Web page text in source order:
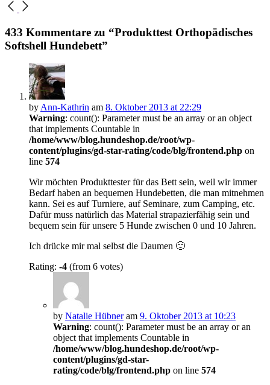
433 Kommentare zu “Produkttest Orthopädisches
Softshell Hundebett”
by Ann-Kathrin am 8. Oktober 2013 at 22:29
Warning: count(): Parameter must be an array or an object
that implements Countable in
/home/www/blog.hundeshop.de/root/wp-
content/plugins/gd-star-rating/code/blg/frontend.php on
line 574
Wir möchten Produkttester für das Bett sein, weil wir immer
Bedarf haben an bequemen Hundebetten, die man mitnehmen
kann. Sei es auf Turniere, auf Seminare, zum Camping, etc.
Dafür muss natürlich das Material strapazierfähig sein und
bequem sein für unsere 5 Hunde zwischen 0 und 10 Jahren.
Ich drücke mir mal selbst die Daumen 🙂
Rating: -4 (from 6 votes)
by Natalie Hübneram 9. Oktober 2013 at 10:23
Warning: count(): Parameter must be an array or an
object that implements Countable in
/home/www/blog.hundeshop.de/root/wp-
content/plugins/gd-star-
rating/code/blg/frontend.php on line 574